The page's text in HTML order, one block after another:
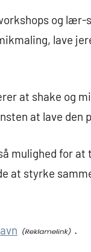
og lær-
lave
at shake og
at lave den
mulighed for at
at styrke
.